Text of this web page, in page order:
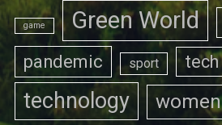
game Green World
pandemic sport tech
technology women